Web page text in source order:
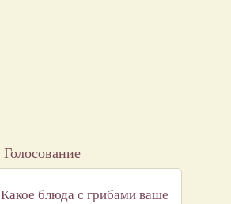
Голосование
Какое блюда с грибами ваше